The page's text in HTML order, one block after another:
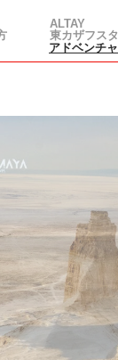
ALTAY
東カザフス
アドベンチ